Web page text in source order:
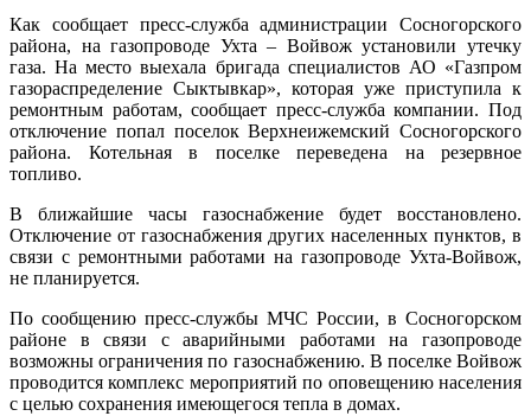
Как сообщает пресс-служба администрации Сосногорского
района, на газопроводе Ухта – Войвож установили утечку
газа. На место выехала бригада специалистов АО «Газпром
газораспределение Сыктывкар», которая уже приступила к
ремонтным работам, сообщает пресс-служба компании. Под
отключение попал поселок Верхнеижемский Сосногорского
района. Котельная в поселке переведена на резервное
топливо.
В ближайшие часы газоснабжение будет восстановлено.
Отключение от газоснабжения других населенных пунктов, в
связи с ремонтными работами на газопроводе Ухта-Войвож,
не планируется.
По сообщению пресс-службы МЧС России, в Сосногорском
районе в связи с аварийными работами на газопроводе
возможны ограничения по газоснабжению. В поселке Войвож
проводится комплекс мероприятий по оповещению населения
с целью сохранения имеющегося тепла в домах.